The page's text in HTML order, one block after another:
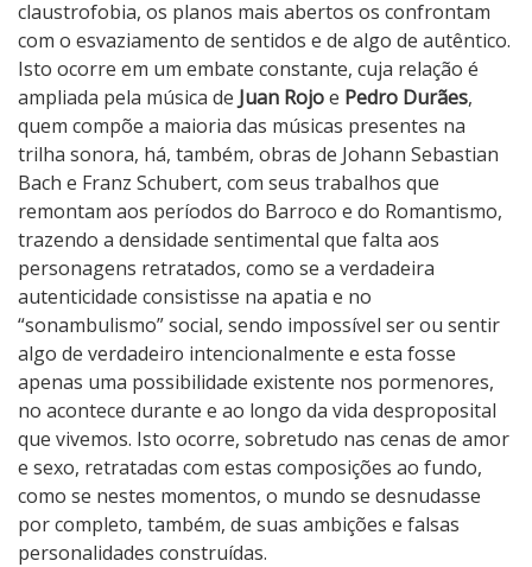
claustrofobia, os planos mais abertos os confrontam
com o esvaziamento de sentidos e de algo de autêntico.
Isto ocorre em um embate constante, cuja relação é
ampliada pela música de Juan Rojoe Pedro Durães,
quem compõe a maioria das músicas presentes na
trilha sonora, há, também, obras de Johann Sebastian
Bach e Franz Schubert, com seus trabalhos que
remontam aos períodos do Barroco e do Romantismo,
trazendo a densidade sentimental que falta aos
personagens retratados, como se a verdadeira
autenticidade consistisse na apatia e no
“sonambulismo” social, sendo impossível ser ou sentir
algo de verdadeiro intencionalmente e esta fosse
apenas uma possibilidade existente nos pormenores,
no acontece durante e ao longo da vida desproposital
que vivemos. Isto ocorre, sobretudo nas cenas de amor
e sexo, retratadas com estas composições ao fundo,
como se nestes momentos, o mundo se desnudasse
por completo, também, de suas ambições e falsas
personalidades construídas.